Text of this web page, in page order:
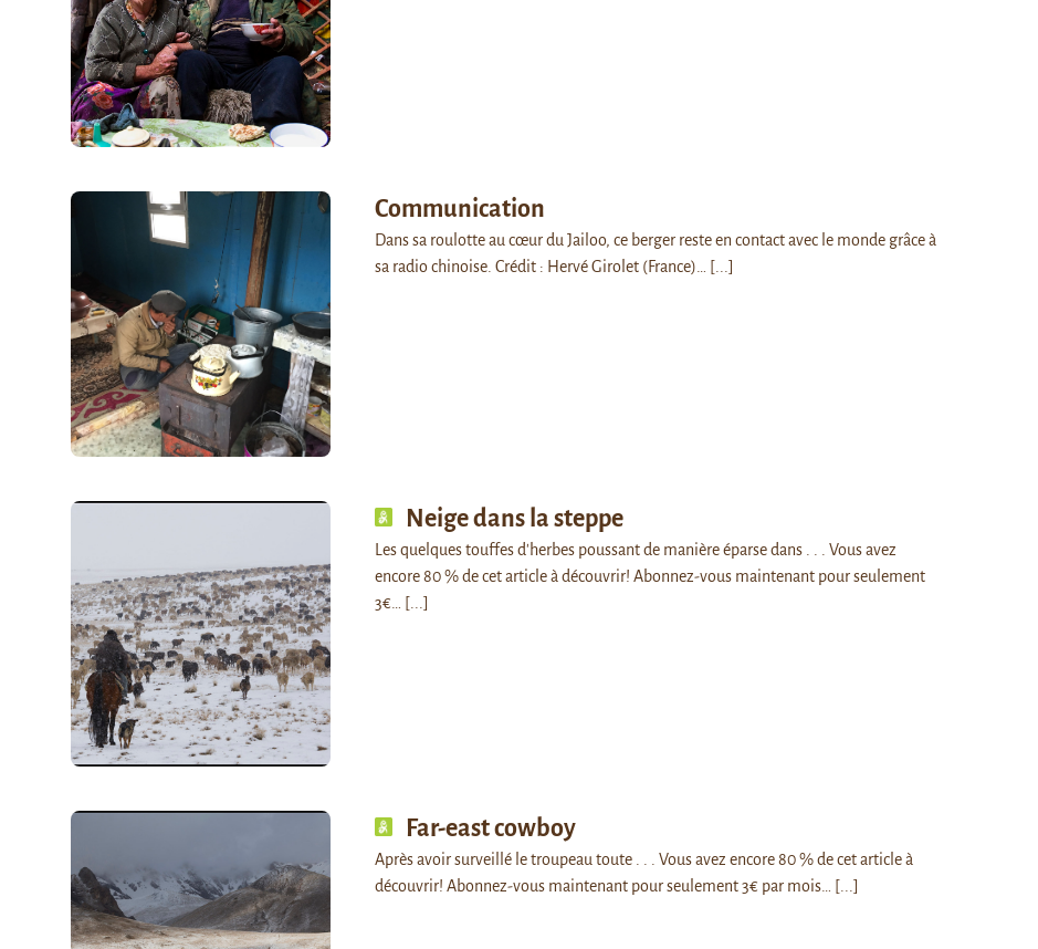
Communication
Dans sa roulotte au cœur du Jailoo, ce berger reste en contact avec le monde grâce à
sa radio chinoise. Crédit : Hervé Girolet (France)…
[...]
Neige dans la steppe
Les quelques touffes d'herbes poussant de manière éparse dans . . . Vous avez
encore 80 % de cet article à découvrir! Abonnez-vous maintenant pour seulement
3€…
[...]
Far-east cowboy
Après avoir surveillé le troupeau toute . . . Vous avez encore 80 % de cet article à
découvrir! Abonnez-vous maintenant pour seulement 3€ par mois…
[...]